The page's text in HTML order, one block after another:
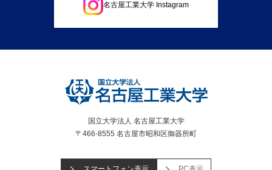
名古屋工業大学 Instagram
国立大学法人 名古屋工業大学
〒466-8555 名古屋市昭和区御器所町